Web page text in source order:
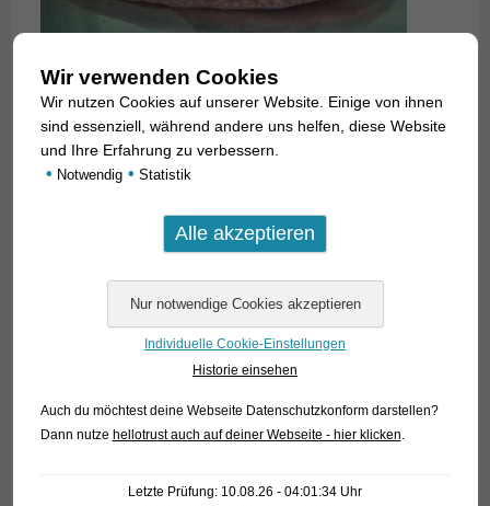
Brasilien und Kolumbien nur noch mit CITES-Bescheinigung
exportiert werden. Die beiden Staaten haben die Arten im
Für die hiesigen Rochen-Züchter ist die neue Situation
Wir verwenden Cookies
Wir nutzen Cookies auf unserer Website. Einige von ihnen
sind essenziell, während andere uns helfen, diese Website
und Ihre Erfahrung zu verbessern.
• Notwendig • Statistik
Individuelle Cookie-Einstellungen
Historie einsehen
Auch du möchtest deine Webseite Datenschutzkonform darstellen?
Dann nutze hellotrust auch auf deiner Webseite - hier klicken.
Letzte Prüfung: 10.08.26 - 04:01:34 Uhr